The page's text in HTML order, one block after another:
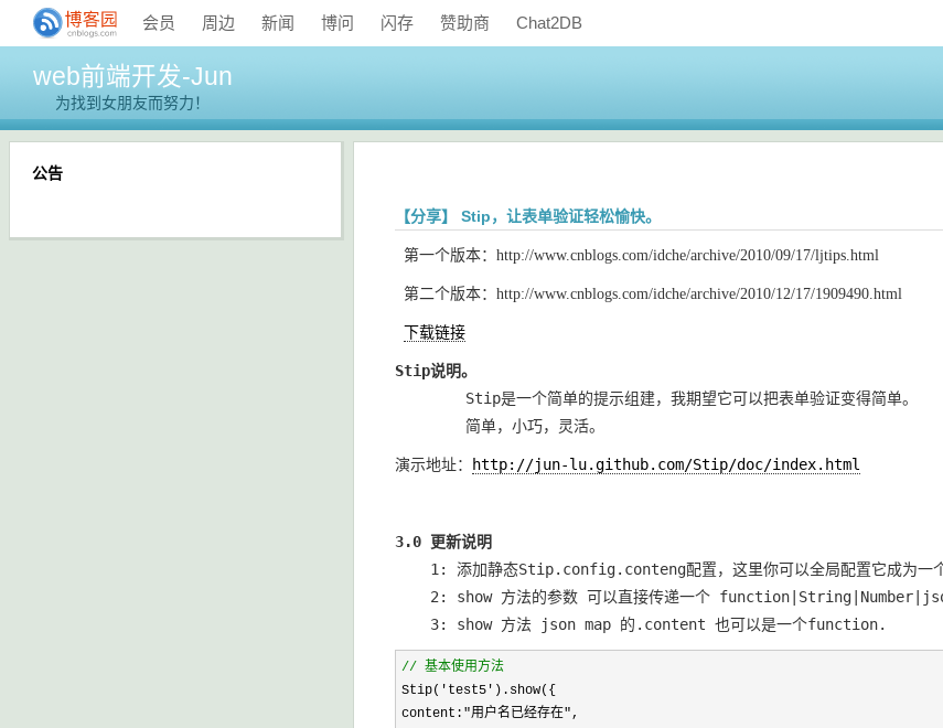
会员 周边 新闻 博问 闪存 赞助商 Chat2DB
web前端开发-Jun
为找到女朋友而努力！
【分享】 Stip，让表单验证轻松愉快。
第一个版本：http://www.cnblogs.com/idche/archive/2010/09/17/ljtips.html
第二个版本：http://www.cnblogs.com/idche/archive/2010/12/17/1909490.html
下载链接
Stip说明。
        Stip是一个简单的提示组建，我期望它可以把表单验证变得简单。
        简单，小巧，灵活。
演示地址： http://jun-lu.github.com/Stip/doc/index.html
3.0 更新说明
1: 添加静态Stip.config.conteng配置，这里你可以全局配置它成为一
2: show 方法的参数 可以直接传递一个
    3: show 方法 json map 的.content 也可以是一个function.
// 基本使用方法
Stip( ' test5 ' ).show({
content: "用户名已经存在",
公告